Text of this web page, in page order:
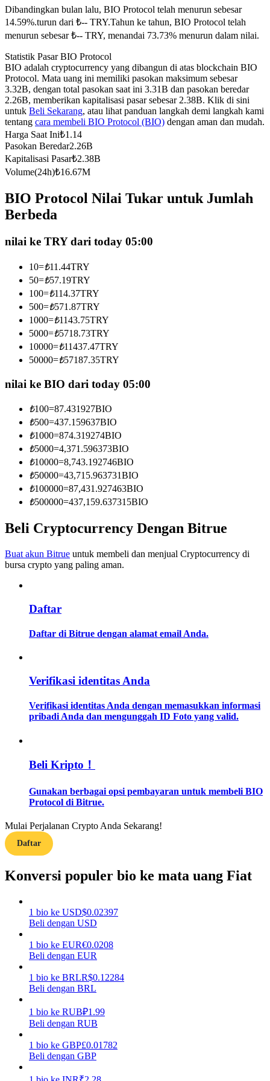
Kontrak berjangka menggunakan USDC sebagai jaminannya
Copy Trading
Bergabunglah dengan pedagang top
Menjadi Pedagang Salinan
Nikmati pembagian keuntungan dan komisi copy trading
Informasi
Analisis data besar termasuk info perdagangan, dll.
Memandu
Strategi perdagangan
Menghasilkan
Babi Kekuatan
Dapatkan imbalan kompetitif setiap hari
Dibandingkan bulan lalu, BIO Protocol telah menurun sebesar
14.59%.turun dari ₺-- TRY.Tahun ke tahun, BIO Protocol telah
menurun sebesar ₺-- TRY, menandai 73.73% menurun dalam nilai.
Statistik Pasar BIO Protocol
BIO adalah cryptocurrency yang dibangun di atas blockchain BIO
Protocol. Mata uang ini memiliki pasokan maksimum sebesar
3.32B, dengan total pasokan saat ini 3.31B dan pasokan beredar
2.26B, memberikan kapitalisasi pasar sebesar 2.38B. Klik di sini
untuk Beli Sekarang, atau lihat panduan langkah demi langkah kami
tentang cara membeli BIO Protocol (BIO) dengan aman dan mudah.
Harga Saat Ini₺1.14
Pasokan Beredar2.26B
Kapitalisasi Pasar₺2.38B
Volume(24h)₺16.67M
BIO Protocol Nilai Tukar untuk Jumlah
Berbeda
nilai ke TRY dari today 05:00
10=₺11.44TRY
50=₺57.19TRY
100=₺114.37TRY
500=₺571.87TRY
1000=₺1143.75TRY
5000=₺5718.73TRY
10000=₺11437.47TRY
50000=₺57187.35TRY
nilai ke BIO dari today 05:00
₺100=87.431927BIO
₺500=437.159637BIO
₺1000=874.319274BIO
₺5000=4,371.596373BIO
₺10000=8,743.192746BIO
₺50000=43,715.963731BIO
₺100000=87,431.927463BIO
₺500000=437,159.637315BIO
Beli Cryptocurrency Dengan Bitrue
Buat akun Bitrue untuk membeli dan menjual Cryptocurrency di
bursa crypto yang paling aman.
Daftar
Daftar di Bitrue dengan alamat email Anda.
Verifikasi identitas Anda
Verifikasi identitas Anda dengan memasukkan informasi
pribadi Anda dan mengunggah ID Foto yang valid.
Beli Kripto！
Gunakan berbagai opsi pembayaran untuk membeli BIO
Protocol di Bitrue.
Mulai Perjalanan Crypto Anda Sekarang!
Daftar
Konversi populer bio ke mata uang Fiat
1 bio ke USD$0.02397
Beli dengan USD
1 bio ke EUR€0.0208
Beli dengan EUR
1 bio ke BRLR$0.12284
Beli dengan BRL
1 bio ke RUB₽1.99
Beli dengan RUB
1 bio ke GBP£0.01782
Beli dengan GBP